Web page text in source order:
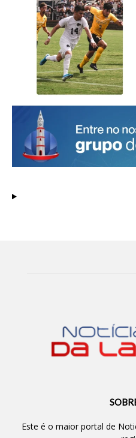
Este é o maior portal de